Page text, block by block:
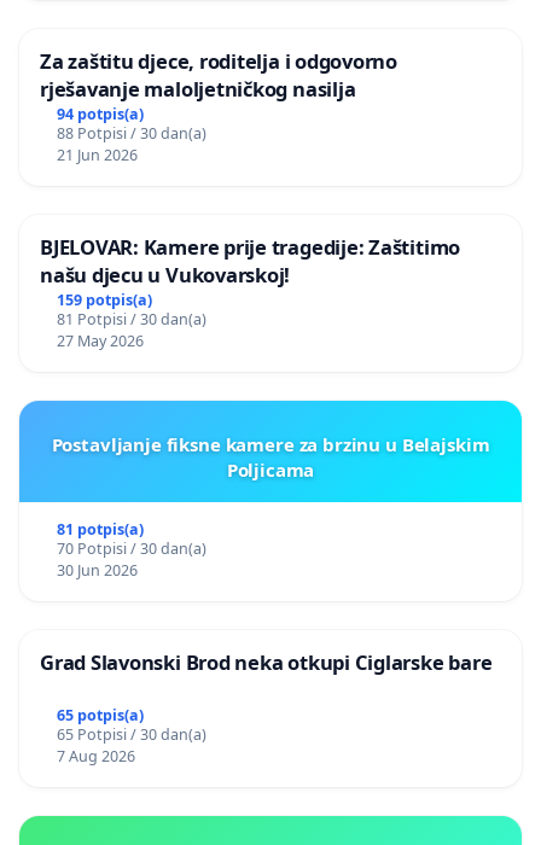
Za zaštitu djece, roditelja i odgovorno
rješavanje maloljetničkog nasilja
94 potpis(a)
88 Potpisi / 30 dan(a)
21 Jun 2026
BJELOVAR: Kamere prije tragedije: Zaštitimo
našu djecu u Vukovarskoj!
159 potpis(a)
81 Potpisi / 30 dan(a)
27 May 2026
Postavljanje fiksne kamere za brzinu u Belajskim
Poljicama
81 potpis(a)
70 Potpisi / 30 dan(a)
30 Jun 2026
Grad Slavonski Brod neka otkupi Ciglarske bare
65 potpis(a)
65 Potpisi / 30 dan(a)
7 Aug 2026